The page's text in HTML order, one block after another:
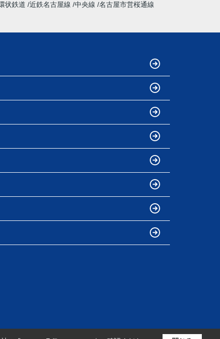
状鉄道 近鉄名古屋線 中央線 名古屋市営桜通線